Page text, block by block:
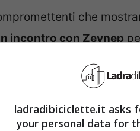
che
incontro con Zeynep
complicazioni,
Nel frattempo, Asu
le foto che aveva
ladradibiciclette.it asks
your personal data for